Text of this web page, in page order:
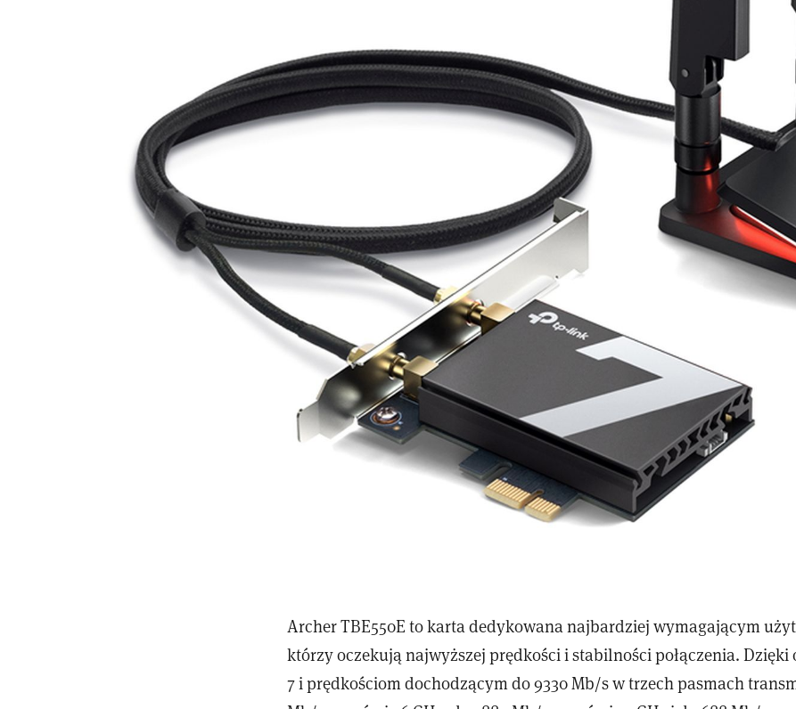
Archer TBE550E to karta dedykowana najbardziej wymagającym
którzy oczekują najwyższej prędkości i stabilności połączenia. Dzięki
7 i prędkościom dochodzącym do 9330 Mb/s w trzech pasmach